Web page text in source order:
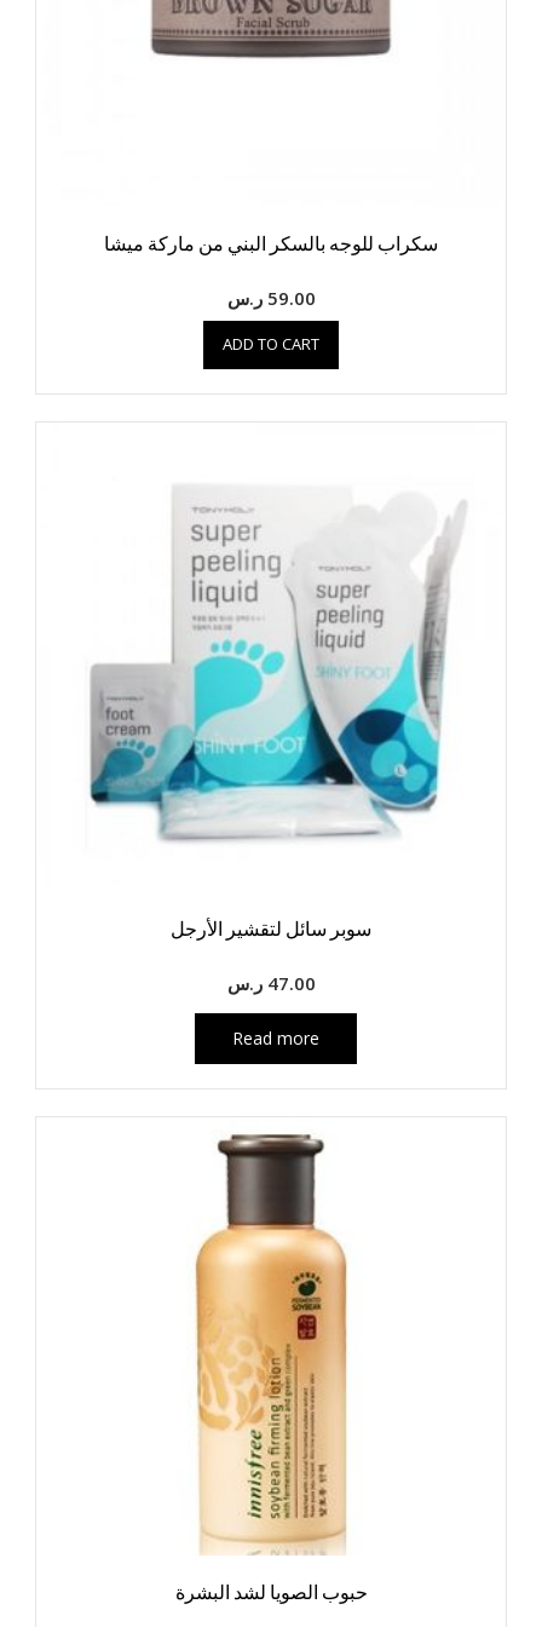
سكراب للوجه بالسكر البني من ماركة ميشا
59.00 ر.س
ADD TO CART
سوبر سائل لتقشير الأرجل
47.00 ر.س
Read more
حبوب الصويا لشد البشرة